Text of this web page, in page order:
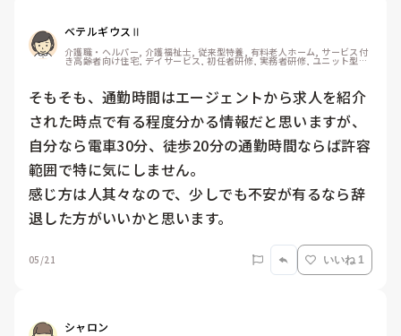
ベテルギウスⅡ
介護職・ヘルパー, 介護福祉士, 従来型特養, 有料老人ホーム, サービス付
き高齢者向け住宅, デイサービス, 初任者研修, 実務者研修, ユニット型特
養
そもそも、通勤時間はエージェントから求人を紹介
された時点で有る程度分かる情報だと思いますが、
自分なら電車30分、徒歩20分の通勤時間ならば許容
範囲で特に気にしません。
感じ方は人其々なので、少しでも不安が有るなら辞
退した方がいいかと思います。
05/21 いいね 1
シャロン